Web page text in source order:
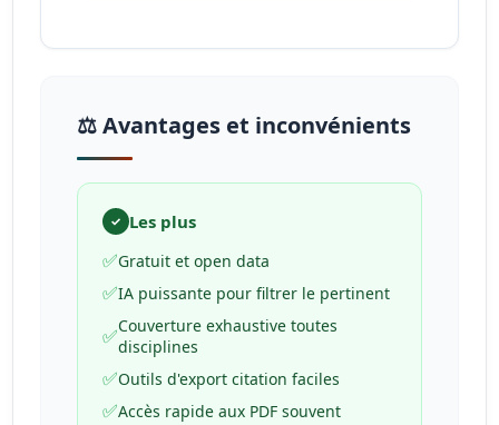
⚖️ Avantages et inconvénients
✓ Les plus
✅Gratuit et open data
✅IA puissante pour filtrer le pertinent
✅Couverture exhaustive toutes
disciplines
✅Outils d'export citation faciles
✅Accès rapide aux PDF souvent